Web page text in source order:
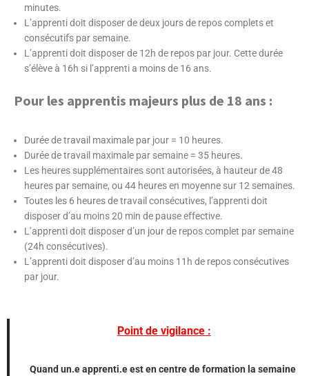
minutes.
L’apprenti doit disposer de deux jours de repos complets et
consécutifs par semaine.
L’apprenti doit disposer de 12h de repos par jour. Cette durée
s’élève à 16h si l’apprenti a moins de 16 ans.
Pour les apprentis majeurs plus de 18 ans :
Durée de travail maximale par jour = 10 heures.
Durée de travail maximale par semaine = 35 heures.
Les heures supplémentaires sont autorisées, à hauteur de 48
heures par semaine, ou 44 heures en moyenne sur 12 semaines.
Toutes les 6 heures de travail consécutives, l’apprenti doit
disposer d’au moins 20 min de pause effective.
L’apprenti doit disposer d’un jour de repos complet par semaine
(24h consécutives).
L’apprenti doit disposer d’au moins 11h de repos consécutives
par jour.
Point de vigilance :
Quand un.e apprenti.e est en centre de formation la semaine